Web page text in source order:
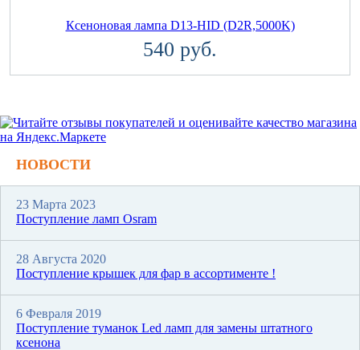
Ксеноновая лампа D13-HID (D2R,5000K)
540 руб.
НОВОСТИ
23 Марта 2023
Поступление ламп Osram
28 Августа 2020
Поступление крышек для фар в ассортименте !
6 Февраля 2019
Поступление туманок Led ламп для замены штатного
ксенона